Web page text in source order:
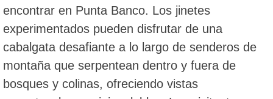
encontrar en Punta Banco. Los jinetes
experimentados pueden disfrutar de una
cabalgata desafiante a lo largo de senderos de
montaña que serpentean dentro y fuera de
bosques y colinas, ofreciendo vistas